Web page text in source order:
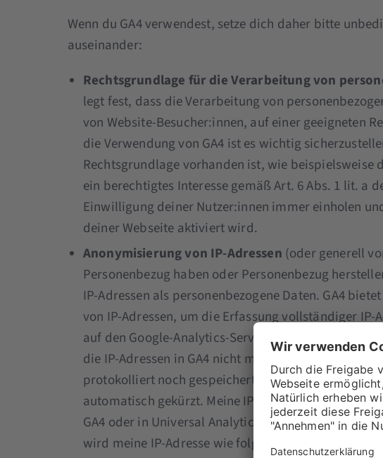
Wenn du GA4 verwendest, setze dich daher bitte
auseinander:
Rechtsgrundlage für die Verarbeitung von
legt fest, dass die Verarbeitung von
von Website-Besucher:innen, auf einer geeigneten
die Verwendung von GA4 ist es wichtig
Rechtsgrundlage vorhanden ist, wie
ein berechtigtes Interesse gemäß Art. 6 Abs. 1 lit. a
Einwilligung deiner Nutzer:innen immer einholen
deiner Webseite aktiviert wird.
Anonymisierung von IP-Adressen (oder generell
Personenbezug haben oder Personenbezug
IP-Adressen als personenbezogene Daten. GA4
von IP-Adressen, um die Erfassung vollständiger
auf den Google-Analytics-Servern gespeichert
die IP-Adressen in GA4 nicht mehr anonymisiert
protokolliert noch gespeichert werden. Trotzdem
automatisch gekürzt. Meine IP Adresse lautet zum
GA4 oder in Universal Analytics, falls die IP-
wird meine IP-Adresse wie folgt protokoliert: